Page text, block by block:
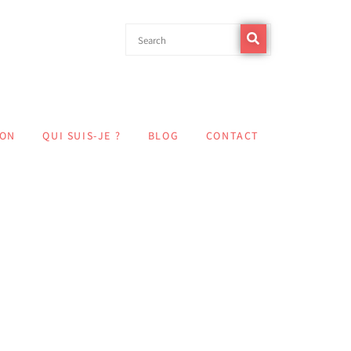
organisation,
QUI SUIS-JE ? BLOG CONTACT